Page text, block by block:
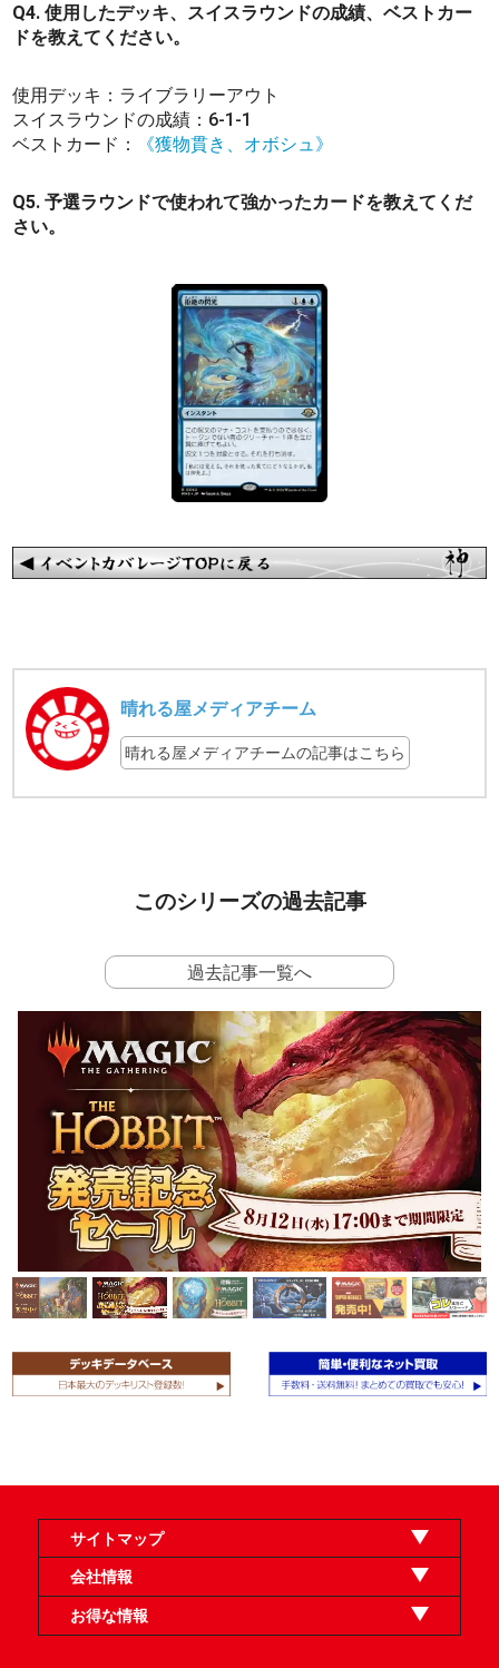
Q4. 使用したデッキ、スイスラウンドの成績、ベストカー
ドを教えてください。
使用デッキ：ライブラリーアウト
スイスラウンドの成績：6-1-1
ベストカード：
《獲物貫き、オボシュ》
Q5. 予選ラウンドで使われて強かったカードを教えてくだ
さい。
晴れる屋メディアチーム
晴れる屋メディアチームの記事はこちら
このシリーズの過去記事
過去記事一覧へ
サイトマップ
オンラインショップ
買取
記事
選手一覧
デッキ検索
デッキ構築
イベント・大会
店舗のご案内
お問い合わせ
ヘルプ
FAQ
会社情報
利用規約
スタッフ募集
特定商取引法表示
個人情報保護方針
企業情報
お得な情報